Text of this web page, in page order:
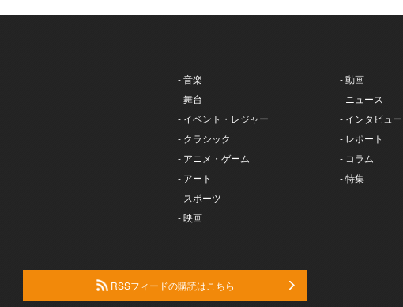
- 音楽
- 舞台
- イベント・レジャー
- クラシック
- アニメ・ゲーム
- アート
- スポーツ
- 映画
- 動画
- ニュース
- インタビュー
- レポート
- コラム
- 特集
RSSフィードの購読はこちら